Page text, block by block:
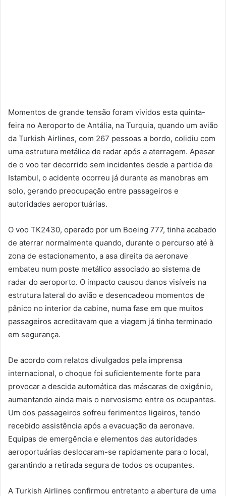
Momentos de grande tensão foram vividos esta quinta-
feira no Aeroporto de Antália, na Turquia, quando um avião
da Turkish Airlines, com 267 pessoas a bordo, colidiu com
uma estrutura metálica de radar após a aterragem. Apesar
de o voo ter decorrido sem incidentes desde a partida de
Istambul, o acidente ocorreu já durante as manobras em
solo, gerando preocupação entre passageiros e
autoridades aeroportuárias.
O voo TK2430, operado por um Boeing 777, tinha acabado
de aterrar normalmente quando, durante o percurso até à
zona de estacionamento, a asa direita da aeronave
embateu num poste metálico associado ao sistema de
radar do aeroporto. O impacto causou danos visíveis na
estrutura lateral do avião e desencadeou momentos de
pânico no interior da cabine, numa fase em que muitos
passageiros acreditavam que a viagem já tinha terminado
em segurança.
De acordo com relatos divulgados pela imprensa
internacional, o choque foi suficientemente forte para
provocar a descida automática das máscaras de oxigénio,
aumentando ainda mais o nervosismo entre os ocupantes.
Um dos passageiros sofreu ferimentos ligeiros, tendo
recebido assistência após a evacuação da aeronave.
Equipas de emergência e elementos das autoridades
aeroportuárias deslocaram-se rapidamente para o local,
garantindo a retirada segura de todos os ocupantes.
A Turkish Airlines confirmou entretanto a abertura de uma